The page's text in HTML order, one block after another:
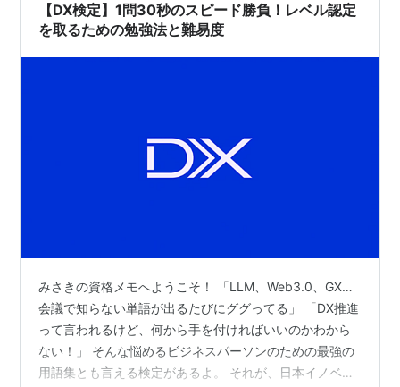
【DX検定】1問30秒のスピード勝負！レベル認定
を取るための勉強法と難易度
みさきの資格メモへようこそ！ 「LLM、Web3.0、GX…
会議で知らない単語が出るたびにググってる」 「DX推進
って言われるけど、何から手を付ければいいのかわから
ない！」 そんな悩めるビジネスパーソンのための最強の
用語集とも言える検定があるよ。 それが、日本イノベー